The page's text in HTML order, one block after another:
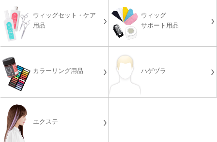
ウィッグセット・ケア
用品
ウィッグ
サポート用品
カラーリング用品 ハゲヅラ
エクステ